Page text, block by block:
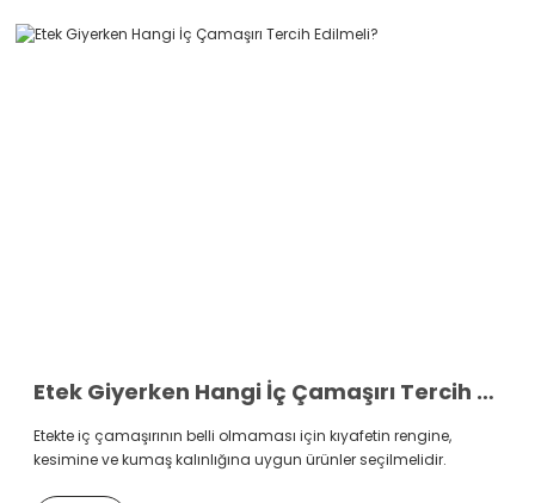
Etek Giyerken Hangi İç Çamaşırı Tercih Edilmeli?
Etekte iç çamaşırının belli olmaması için kıyafetin rengine,
kesimine ve kumaş kalınlığına uygun ürünler seçilmelidir.